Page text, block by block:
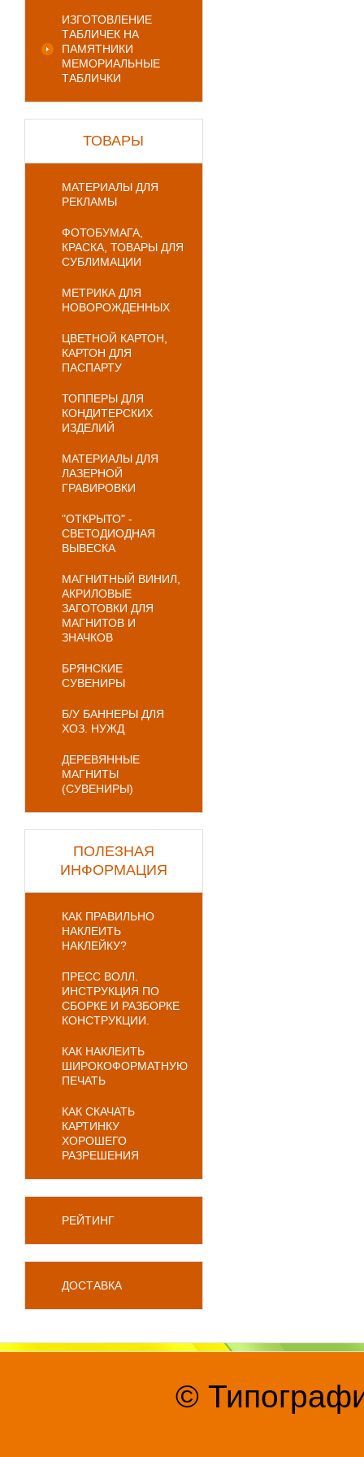
ИЗГОТОВЛЕНИЕ
ТАБЛИЧЕК НА
ПАМЯТНИКИ
МЕМОРИАЛЬНЫЕ
ТАБЛИЧКИ
ТОВАРЫ
МАТЕРИАЛЫ ДЛЯ
РЕКЛАМЫ
ФОТОБУМАГА,
КРАСКА, ТОВАРЫ ДЛЯ
СУБЛИМАЦИИ
МЕТРИКА ДЛЯ
НОВОРОЖДЕННЫХ
ЦВЕТНОЙ КАРТОН,
КАРТОН ДЛЯ
ПАСПАРТУ
ТОППЕРЫ ДЛЯ
КОНДИТЕРСКИХ
ИЗДЕЛИЙ
МАТЕРИАЛЫ ДЛЯ
ЛАЗЕРНОЙ
ГРАВИРОВКИ
"ОТКРЫТО" -
СВЕТОДИОДНАЯ
ВЫВЕСКА
МАГНИТНЫЙ ВИНИЛ,
АКРИЛОВЫЕ
ЗАГОТОВКИ ДЛЯ
МАГНИТОВ И
ЗНАЧКОВ
БРЯНСКИЕ
СУВЕНИРЫ
Б/У БАННЕРЫ ДЛЯ
ХОЗ. НУЖД
ДЕРЕВЯННЫЕ
МАГНИТЫ
(СУВЕНИРЫ)
ПОЛЕЗНАЯ
ИНФОРМАЦИЯ
КАК ПРАВИЛЬНО
НАКЛЕИТЬ
НАКЛЕЙКУ?
ПРЕСС ВОЛЛ.
ИНСТРУКЦИЯ ПО
СБОРКЕ И РАЗБОРКЕ
КОНСТРУКЦИИ.
КАК НАКЛЕИТЬ
ШИРОКОФОРМАТНУЮ
ПЕЧАТЬ
КАК СКАЧАТЬ
КАРТИНКУ
ХОРОШЕГО
РАЗРЕШЕНИЯ
РЕЙТИНГ
ДОСТАВКА
©